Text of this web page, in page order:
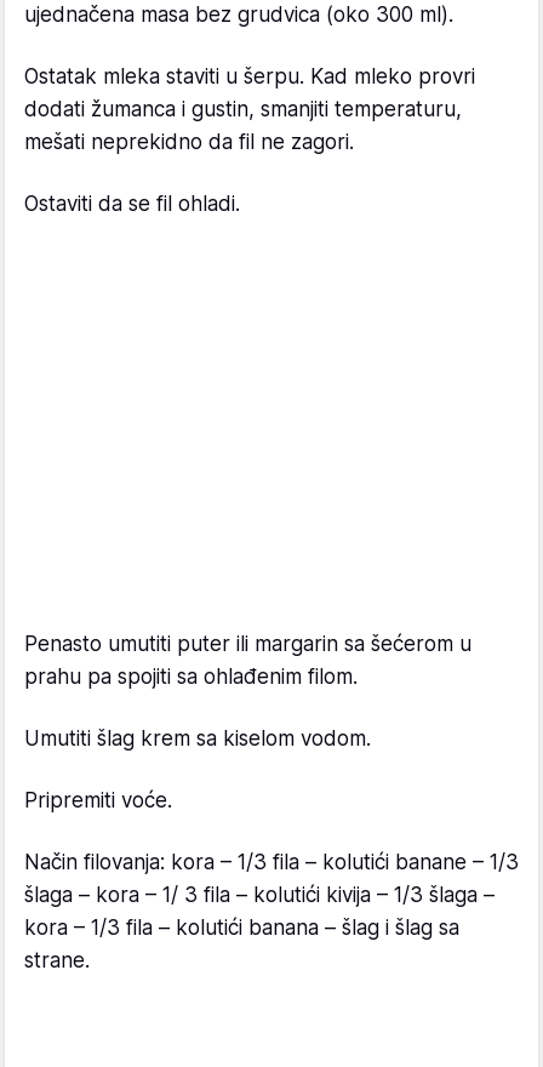
ujednačena masa bez grudvica (oko 300 ml).
Ostatak mleka staviti u šerpu. Kad mleko provri
dodati žumanca i gustin, smanjiti temperaturu,
mešati neprekidno da fil ne zagori.
Ostaviti da se fil ohladi.
Penasto umutiti puter ili margarin sa šećerom u
prahu pa spojiti sa ohlađenim filom.
Umutiti šlag krem sa kiselom vodom.
Pripremiti voće.
Način filovanja: kora – 1/3 fila – kolutići banane – 1/3
šlaga – kora – 1/ 3 fila – kolutići kivija – 1/3 šlaga –
kora – 1/3 fila – kolutići banana – šlag i šlag sa
strane.